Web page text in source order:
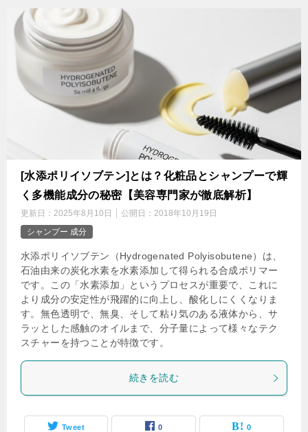
[水添ポリイソブテン]とは？化粧品とシャンプーで輝
く多機能成分の秘密【美容専門家が徹底解析】
更新日： 2025年8月10日 公開日： 2018年10月19日
シャンプー 成分
水添ポリイソブテン（Hydrogenated Polyisobutene）は、
石油由来の炭化水素を水素添加して得られる合成ポリマー
です。この「水素添加」というプロセスが重要で、これに
より成分の安定性が飛躍的に向上し、酸化しにくくなりま
す。無色透明で、無臭、そして粘り気のある液体から、サ
ラッとした感触のオイルまで、分子量によって様々なテク
スチャーを持つことが特徴です。
続きを読む
Tweet 0 0